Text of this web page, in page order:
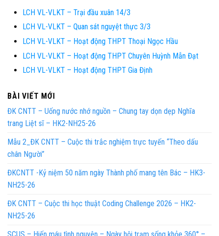
LCH VL-VLKT – Trại đầu xuân 14/3
LCH VL-VLKT – Quan sát nguyệt thực 3/3
LCH VL-VLKT – Hoạt động THPT Thoại Ngọc Hầu
LCH VL-VLKT – Hoạt động THPT Chuyên Huỳnh Mẫn Đạt
LCH VL-VLKT – Hoạt động THPT Gia Định
BÀI VIẾT MỚI
ĐK CNTT – Uống nước nhớ nguồn – Chung tay dọn dẹp Nghĩa
trang Liệt sĩ – HK2-NH25-26
Mẫu 2_ĐK CNTT – Cuộc thi trắc nghiệm trực tuyến “Theo dấu
chân Người”
ĐKCNTT -Kỷ niệm 50 năm ngày Thành phố mang tên Bác – HK3-
NH25-26
ĐK CNTT – Cuộc thi học thuật Coding Challenge 2026 – HK2-
NH25-26